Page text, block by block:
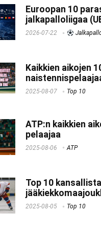
Euroopan 10
jalkapalloliigaa
2026-07-22
Kaikkien aikojen
2025-08-07 Top 10
ATP:n kaikkien
pelaajaa
2025-08-06 ATP
Top 10 kansallista
2025-08-05 Top 10